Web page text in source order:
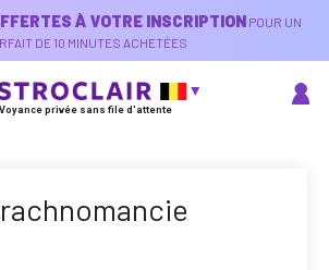
À VOTRE INSCRIPTION POUR UN
DE 10 MINUTES ACHETÉES
Voyance privée sans file d'attente